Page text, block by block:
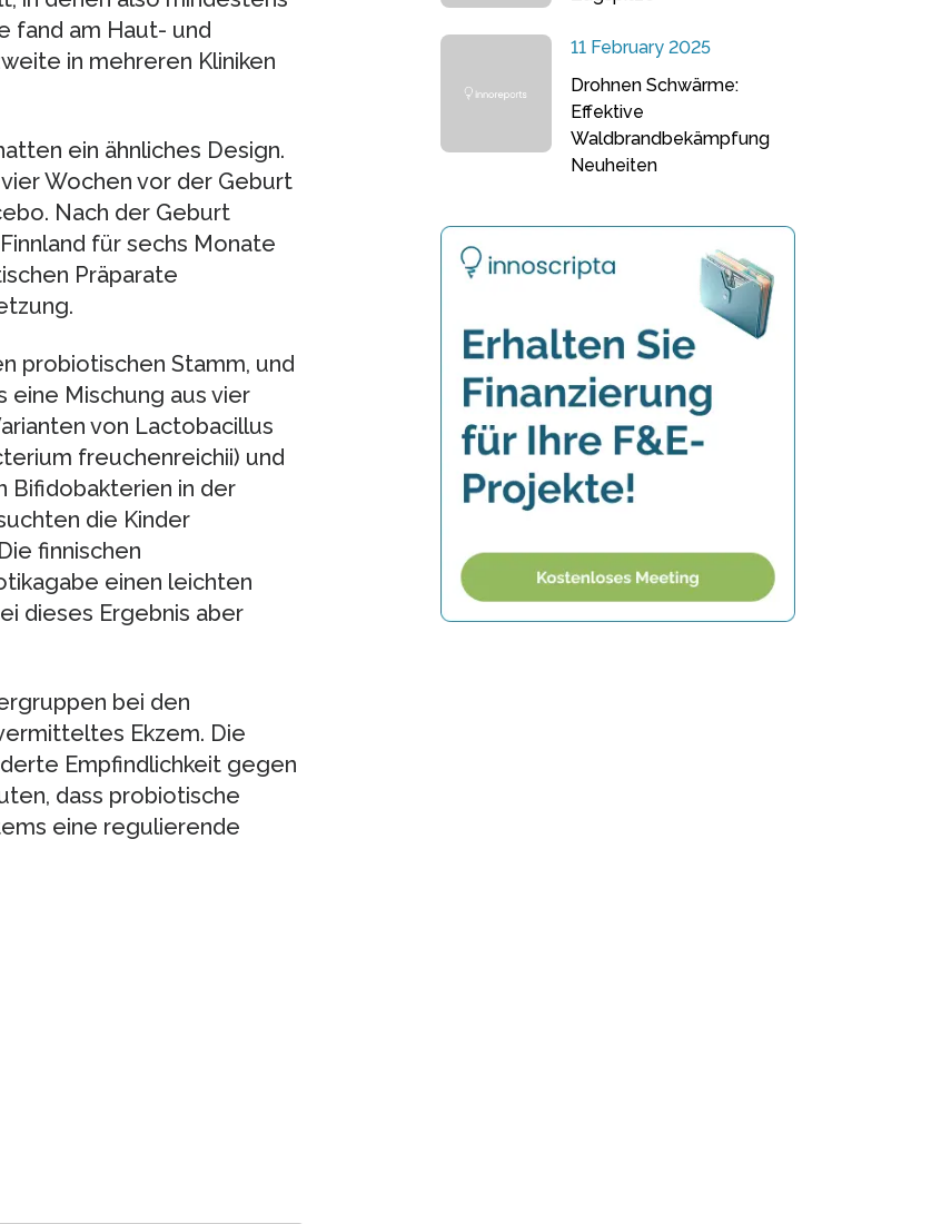
fand am Haut- und
in mehreren Kliniken
ein ähnliches Design.
Wochen vor der Geburt
Nach der Geburt
für sechs Monate
Präparate
probiotischen Stamm, und
eine Mischung aus vier
von Lactobacillus
freuchenreichii) und
Bifidobakterien in der
die Kinder
finnischen
einen leichten
dieses Ergebnis aber
bei den
Ekzem. Die
Empfindlichkeit gegen
dass probiotische
eine regulierende
11 February 2025
Drohnen Schwärme:
Effektive
Waldbrandbekämpfung
Neuheiten